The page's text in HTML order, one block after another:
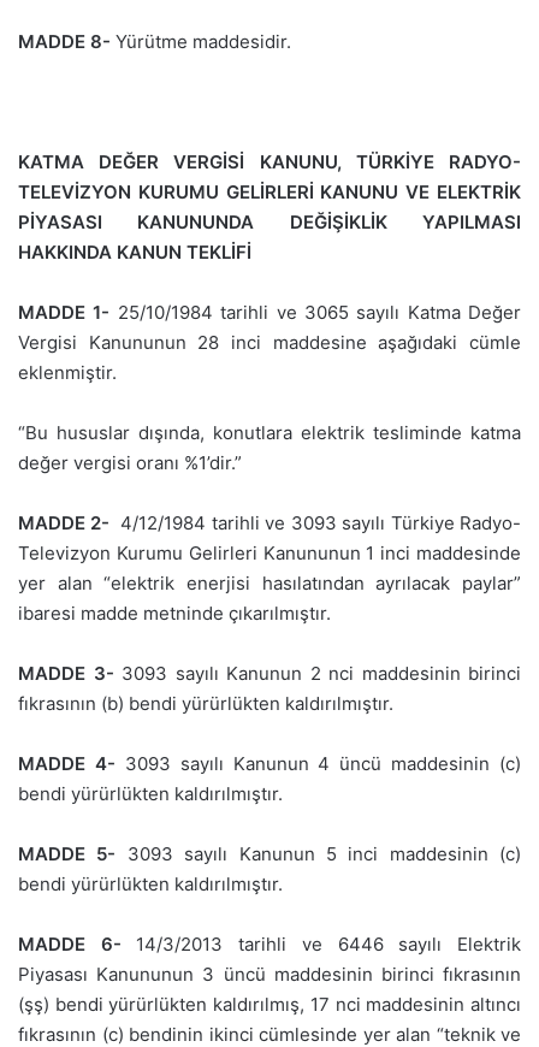
MADDE 8- Yürütme maddesidir.
KATMA DEĞER VERGİSİ KANUNU, TÜRKİYE RADYO-
TELEVİZYON KURUMU GELİRLERİ KANUNU VE ELEKTRİK
PİYASASI KANUNUNDA DEĞİŞİKLİK YAPILMASI
HAKKINDA KANUN TEKLİFİ
MADDE 1- 25/10/1984 tarihli ve 3065 sayılı Katma Değer
Vergisi Kanununun 28 inci maddesine aşağıdaki cümle
eklenmiştir.
“Bu hususlar dışında, konutlara elektrik tesliminde katma
değer vergisi oranı %1’dir.”
MADDE 2- 4/12/1984 tarihli ve 3093 sayılı Türkiye Radyo-
Televizyon Kurumu Gelirleri Kanununun 1 inci maddesinde
yer alan “elektrik enerjisi hasılatından ayrılacak paylar”
ibaresi madde metninde çıkarılmıştır.
MADDE 3- 3093 sayılı Kanunun 2 nci maddesinin birinci
fıkrasının (b) bendi yürürlükten kaldırılmıştır.
MADDE 4- 3093 sayılı Kanunun 4 üncü maddesinin (c)
bendi yürürlükten kaldırılmıştır.
MADDE 5- 3093 sayılı Kanunun 5 inci maddesinin (c)
bendi yürürlükten kaldırılmıştır.
MADDE 6- 14/3/2013 tarihli ve 6446 sayılı Elektrik
Piyasası Kanununun 3 üncü maddesinin birinci fıkrasının
(şş) bendi yürürlükten kaldırılmış, 17 nci maddesinin altıncı
fıkrasının (c) bendinin ikinci cümlesinde yer alan “teknik ve